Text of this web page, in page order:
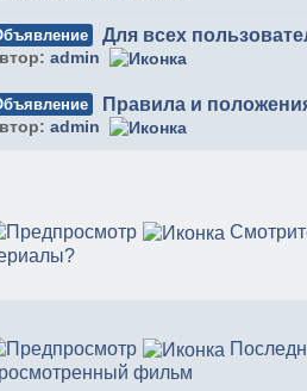
Для всех
admin
Правила и
admin
фильм